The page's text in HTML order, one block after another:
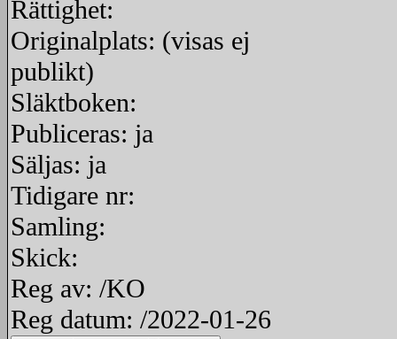
Rättighet:
Originalplats: (visas ej
publikt)
Släktboken:
Publiceras: ja
Säljas: ja
Tidigare nr:
Samling:
Skick:
Reg av: /KO
Reg datum: /2022-01-26